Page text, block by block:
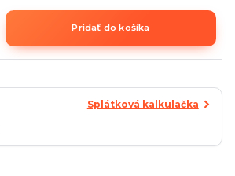
Pridať do košíka
Splátková kalkulačka